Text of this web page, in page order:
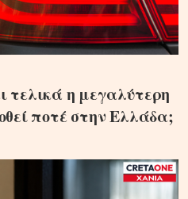
τελικά η μεγαλύτερη
ποτέ στην Ελλάδα;